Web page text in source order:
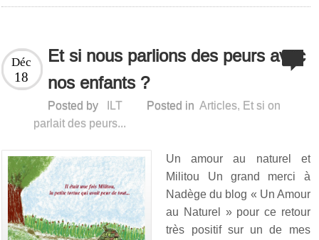
Et si nous parlions des peurs avec
nos enfants ?
Déc
18
Posted by ILT Posted in Articles, Et si on
parlait des peurs...
Un amour au naturel et
Militou Un grand merci à
Nadège du blog « Un Amour
au Naturel » pour ce retour
très positif sur un de mes